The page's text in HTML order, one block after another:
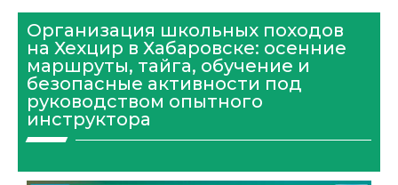
Организация школьных походов
на Хехцир в Хабаровске: осенние
маршруты, тайга, обучение и
безопасные активности под
руководством опытного
инструктора